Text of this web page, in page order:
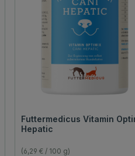
Futtermedicus Vitamin
Hepatic
(6,29 € / 100 g)